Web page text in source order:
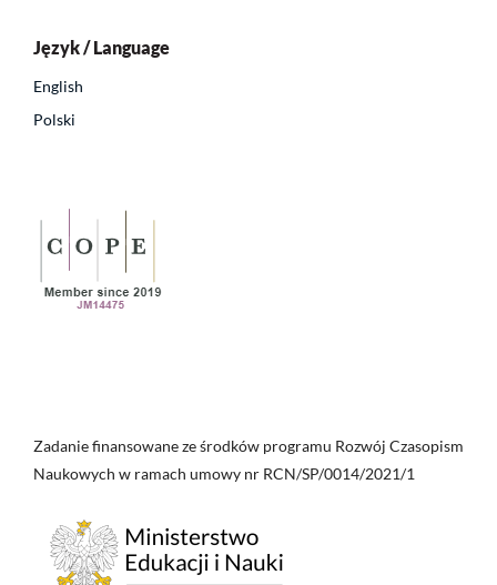
Język / Language
English
Polski
Zadanie finansowane ze środków programu Rozwój Czasopism
Naukowych w ramach umowy nr RCN/SP/0014/2021/1